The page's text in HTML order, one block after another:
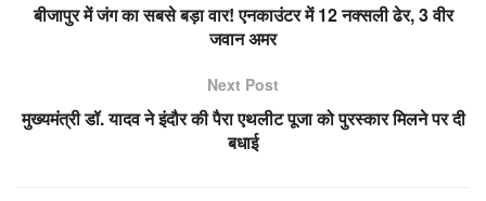
बीजापुर में जंग का सबसे बड़ा वार! एनकाउंटर में 12 नक्सली ढेर, 3 वीर
जवान अमर
Next Post
मुख्यमंत्री डॉ. यादव ने इंदौर की पैरा एथलीट पूजा को पुरस्कार मिलने पर दी
बधाई